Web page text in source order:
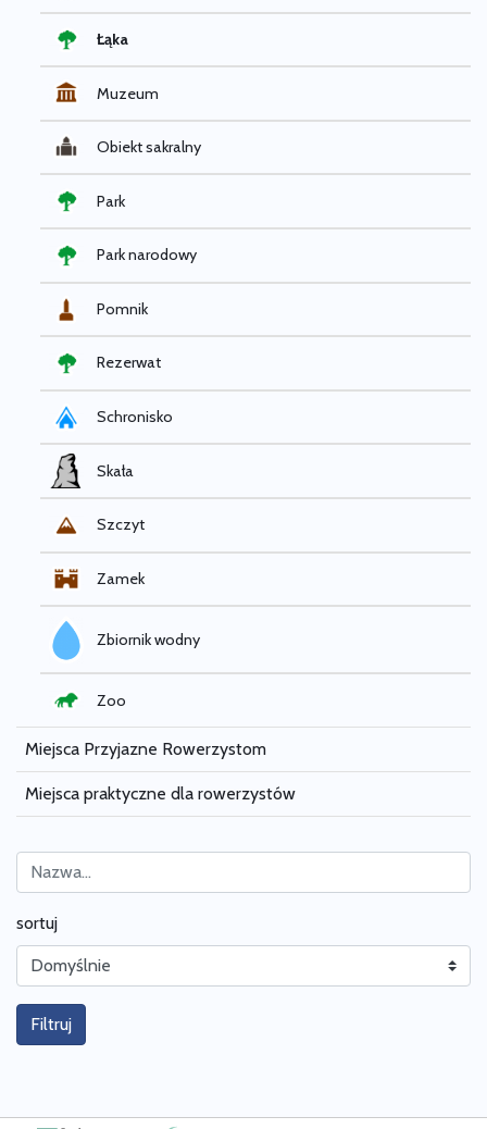
Łąka
Muzeum
Obiekt sakralny
Park
Park narodowy
Pomnik
Rezerwat
Schronisko
Skała
Szczyt
Zamek
Zbiornik wodny
Zoo
Miejsca Przyjazne Rowerzystom
Miejsca praktyczne dla rowerzystów
sortuj
Filtruj